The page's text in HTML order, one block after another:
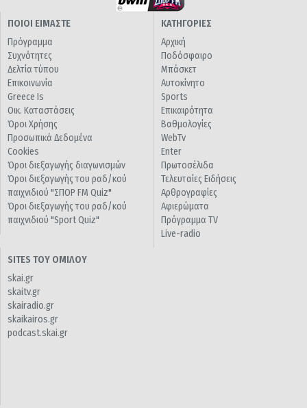
ΠΟΙΟΙ ΕΙΜΑΣΤΕ
Πρόγραμμα
Συχνότητες
Δελτία τύπου
Επικοινωνία
Greece Is
Οικ. Καταστάσεις
Όροι Χρήσης
Προσωπικά Δεδομένα
Cookies
Όροι διεξαγωγής διαγωνισμών
Όροι διεξαγωγής του ραδ/κού
παιχνιδιού "ΣΠΟΡ FM Quiz"
Όροι διεξαγωγής του ραδ/κού
παιχνιδιού "Sport Quiz"
ΚΑΤΗΓΟΡΙΕΣ
Αρχική
Ποδόσφαιρο
Μπάσκετ
Αυτοκίνητο
Sports
Επικαιρότητα
Βαθμολογίες
WebTv
Enter
Πρωτοσέλιδα
Τελευταίες Ειδήσεις
Αρθρογραφίες
Αφιερώματα
Πρόγραμμα TV
Live-radio
SITES ΤΟΥ ΟΜΙΛΟΥ
skai.gr
skaitv.gr
skairadio.gr
skaikairos.gr
podcast.skai.gr